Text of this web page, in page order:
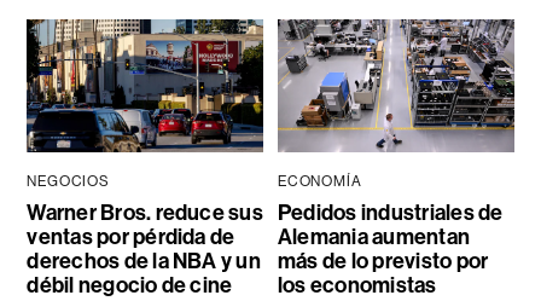
NEGOCIOS
Warner Bros. reduce sus
ventas por pérdida de
derechos de la NBA y un
débil negocio de cine
ECONOMÍA
Pedidos industriales de
Alemania aumentan
más de lo previsto por
los economistas